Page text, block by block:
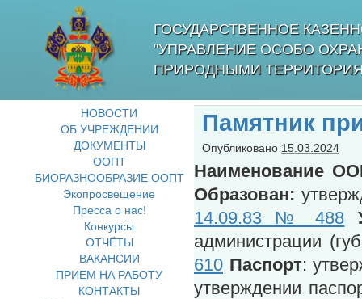
ГОСУДАРСТВЕННОЕ
"УПРАВЛЕНИЕ ОСОБО
ПРИРОДНЫМИ
Памятник
Опубликовано 15.03.2024
Наименование
Образован:
14.09.83 № 488
администрации
610 Паспорт:
утверждении
НОВОСТИ
ОБ УЧРЕЖДЕНИИ
ДОКУМЕНТЫ
ООПТ
БИОРАЗНООБРАЗИЕ ООПТ
Экопросвещение
Пресса о нас!
Конкурсы
ОТЧЁТЫ
ВАКАНСИИ
ПРИЕМ НА РАБОТУ
КОНТАКТЫ